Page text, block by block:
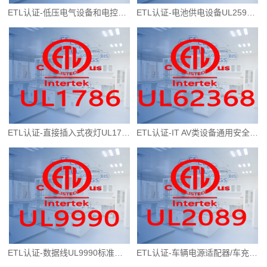
ETL认证-IT AV类设备通用安全测试UL62368标准
ETL认证-数据线UL9990标准介绍 ETL认证-车辆电源适配器/车充-UL2089标准介绍